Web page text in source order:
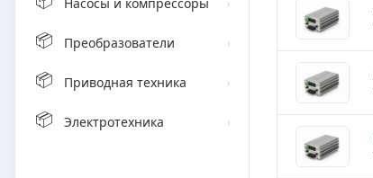
📦 Преобразователи ›
📦 Приводная техника ›
📦 Электротехника ›